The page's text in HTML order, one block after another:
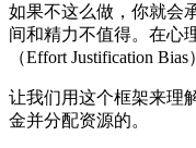
如果不这么做，你就会
间和精力不值得。在心
（Effort Justification Bias
让我们用这个框架来理
金并分配资源的。